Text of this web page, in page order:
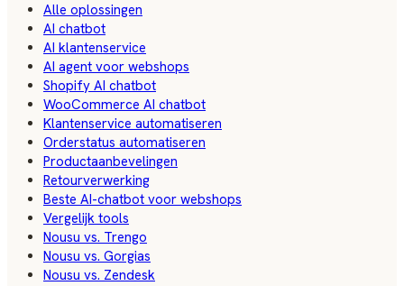
Alle oplossingen
AI chatbot
AI klantenservice
AI agent voor webshops
Shopify AI chatbot
WooCommerce AI chatbot
Klantenservice automatiseren
Orderstatus automatiseren
Productaanbevelingen
Retourverwerking
Beste AI-chatbot voor webshops
Vergelijk tools
Nousu vs. Trengo
Nousu vs. Gorgias
Nousu vs. Zendesk